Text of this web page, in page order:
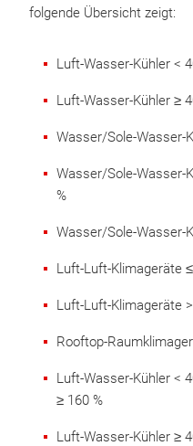
folgende Übersicht zeigt:
Luft-Wasser-Kühler <
Luft-Wasser-Kühler ≥
Wasser/Sole-Wasser-
Wasser/Sole-Wasser-
%
Wasser/Sole-Wasser-
Luft-Luft-Klimageräte
Luft-Luft-Klimageräte
Rooftop-
Luft-Wasser-Kühler <
≥ 160 %
Luft-Wasser-Kühler ≥